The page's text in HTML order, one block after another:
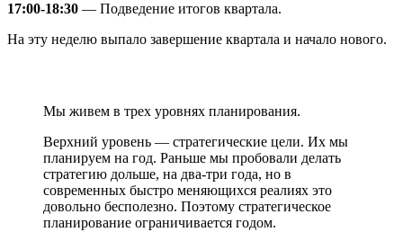
17:00-18:30 — Подведение итогов квартала.
На эту неделю выпало завершение квартала и начало нового.
Мы живем в трех уровнях планирования.
Верхний уровень — стратегические цели. Их мы
планируем на год. Раньше мы пробовали делать
стратегию дольше, на два-три года, но в
современных быстро меняющихся реалиях это
довольно бесполезно. Поэтому стратегическое
планирование ограничивается годом.